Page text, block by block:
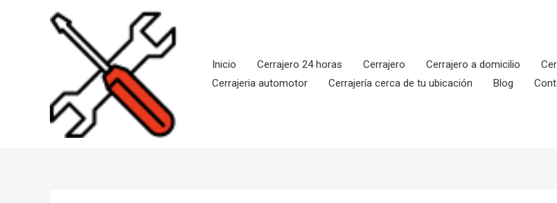
Inicio
Cerrajero 24 horas Cerrajero Cerrajero a domicilio
Cerrajeria automotor
Cerrajería cerca de tu ubicación Blog